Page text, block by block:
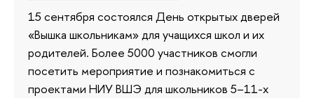
15 сентября состоялся День открытых дверей
«Вышка школьникам» для учащихся школ и их
родителей. Более 5000 участников смогли
посетить мероприятие и познакомиться с
проектами НИУ ВШЭ для школьников 5–11-х